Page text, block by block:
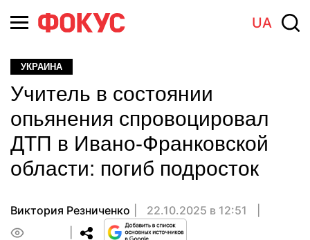
UA
УКРАИНА
Учитель в состоянии
опьянения спровоцировал
ДТП в Ивано-Франковской
области: погиб подросток
Виктория Резниченко
22.10.2025 в 12:51